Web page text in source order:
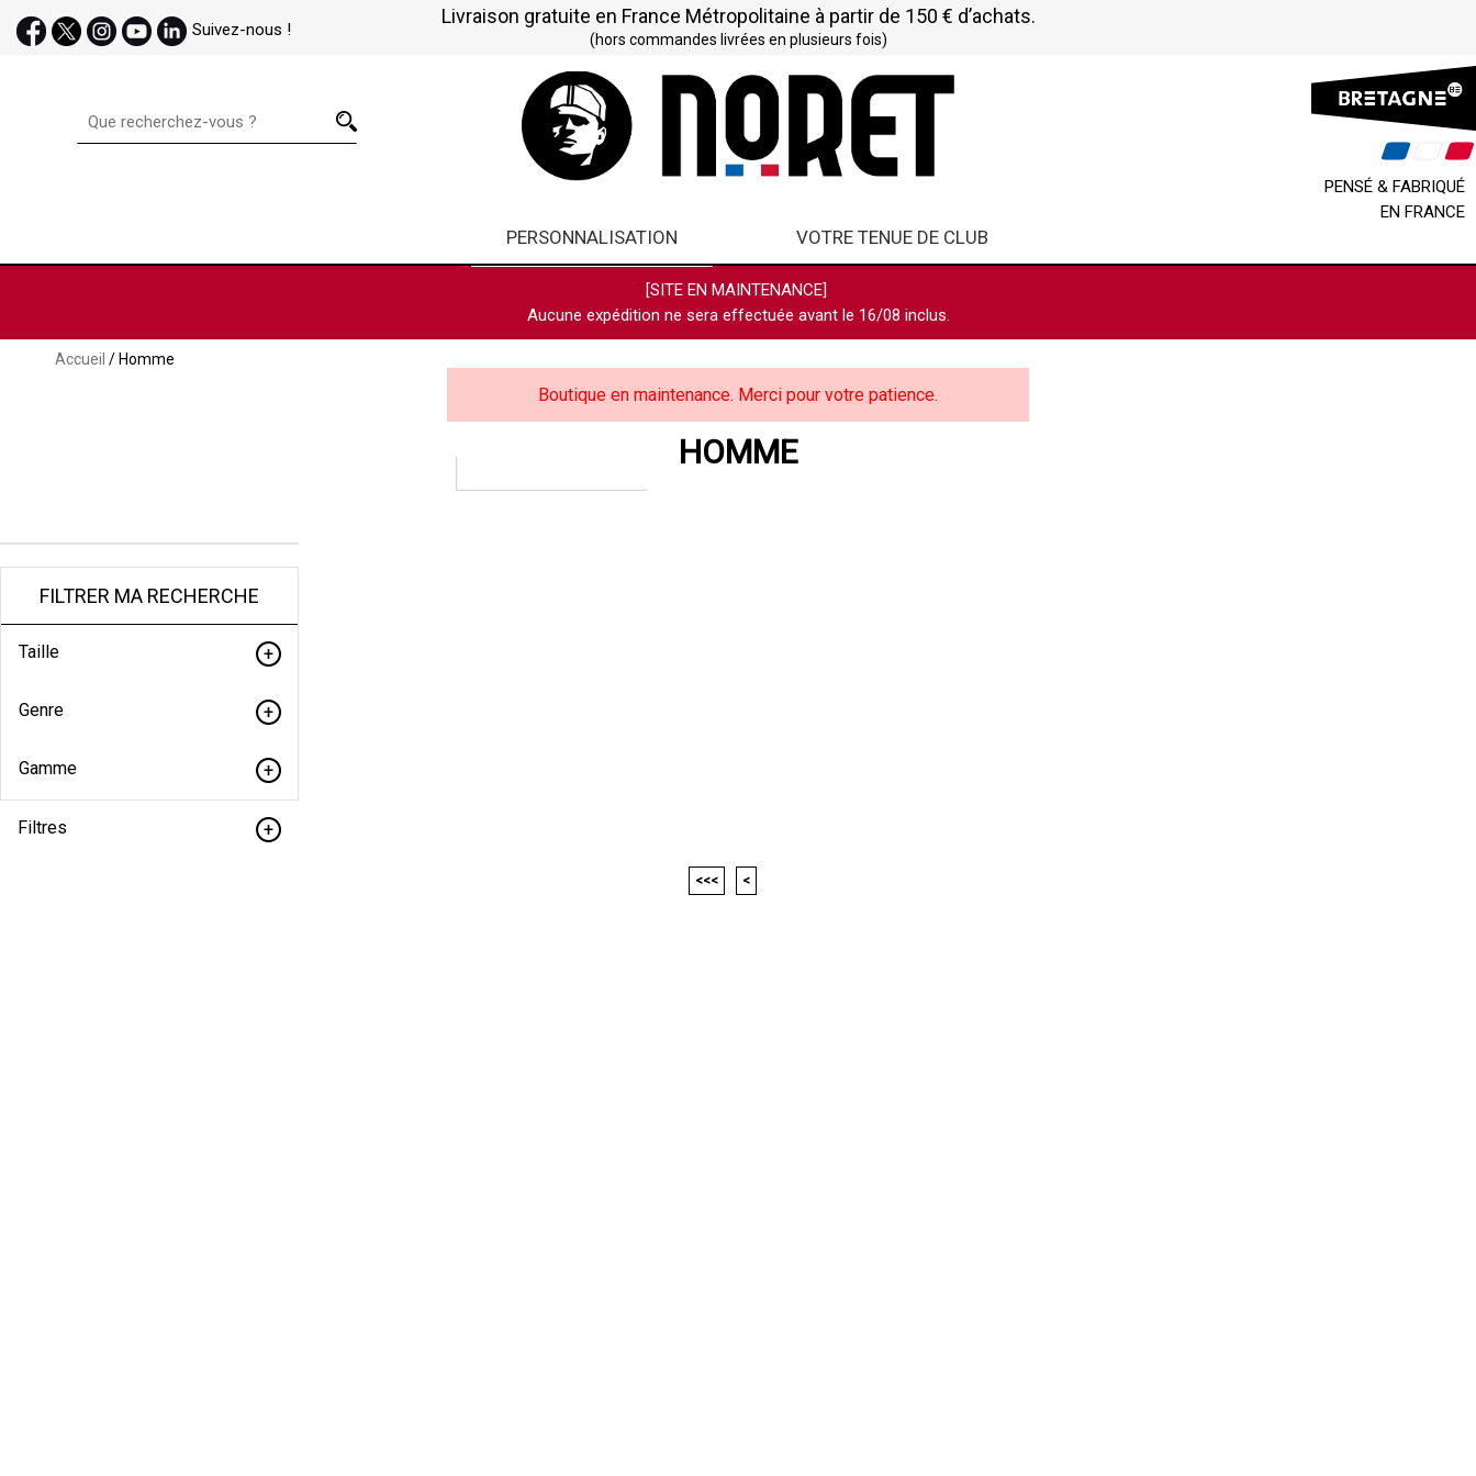
Suivez-nous !
Livraison gratuite en France Métropolitaine à partir de 150 € d’achats.
(hors commandes livrées en plusieurs fois)
PENSÉ & FABRIQUÉ
EN FRANCE
PERSONNALISATION VOTRE TENUE DE CLUB
[SITE EN MAINTENANCE]
Aucune expédition ne sera effectuée avant le 16/08 inclus.
Accueil / Homme
Boutique en maintenance. Merci pour votre patience.
HOMME
FILTRER MA RECHERCHE
Taille
Genre
Gamme
Filtres
<<< <